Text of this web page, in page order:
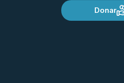
Donar